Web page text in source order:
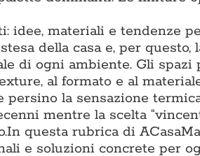
idee, materiali e tendenze
della casa e, per questo,
di ogni ambiente. Gli spazi
al formato e al
persino la sensazione
mentre la scelta
questa rubrica di
e soluzioni concrete per